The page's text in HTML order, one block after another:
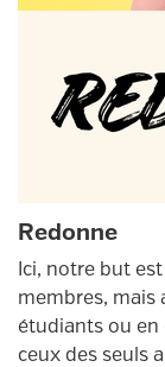
Redonne
Ici, notre but
membres, mais
étudiants ou
ceux des seuls